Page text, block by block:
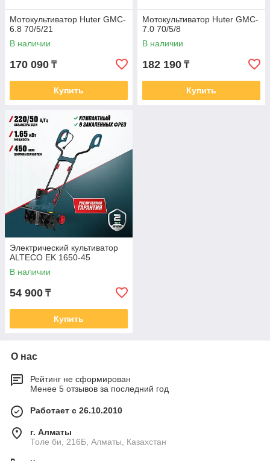
Мотокультиватор Huter GMC-
6.8 70/5/21
В наличии
170 090 ₸
Купить
Мотокультиватор Huter GMC-
7.0 70/5/8
В наличии
182 190 ₸
Купить
Электрический культиватор
ALTECO EK 1650-45
В наличии
54 900 ₸
Купить
О нас
Рейтинг не сформирован
Менее 5 отзывов за последний год
Работает с 26.10.2010
г. Алматы
Толе би, 216Б, Алматы, Казахстан